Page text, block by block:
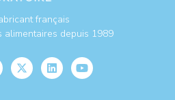
français
alimentaires depuis 1989